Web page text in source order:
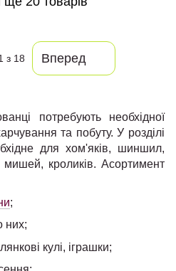
з 18 Вперед
потребують необхідної
та побуту. У розділі
для хом'яків, шиншил,
мишей, кроликів. Асортимент
;
них;
кулі, іграшки;